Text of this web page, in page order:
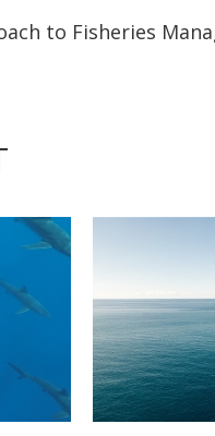
to Fisheries